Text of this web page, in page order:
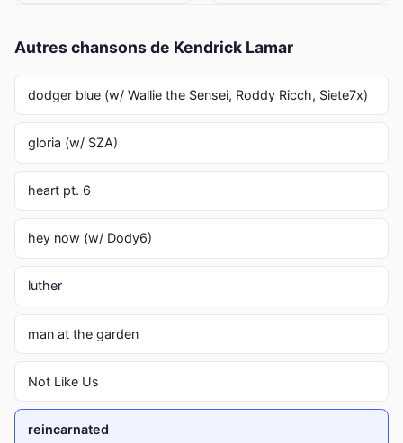
Autres chansons de Kendrick Lamar
dodger blue (w/ Wallie the Sensei, Roddy Ricch, Siete7x)
gloria (w/ SZA)
heart pt. 6
hey now (w/ Dody6)
luther
man at the garden
Not Like Us
reincarnated